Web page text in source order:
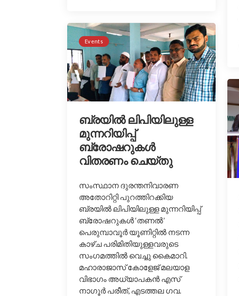
Events
ബ്രയിൽ ലിപിയിലുള്ള
മുന്നറിയിപ്പ്
ബ്രോഷറുകൾ
വിതരണം ചെയ്തു
സംസ്ഥാന ദുരന്തനിവാരണ
അതോറിറ്റി പുറത്തിറക്കിയ
ബ്രയിൽ ലിപിയിലുള്ള മുന്നറിയിപ്പ്
ബ്രോഷറുകൾ ‘തണൽ’
പെരുമ്പാവൂർ യൂണിറ്റിൽ നടന്ന
കാഴ്ച പരിമിതിയുള്ളവരുടെ
സംഗമത്തിൽ വെച്ചു കൈമാറി.
മഹാരാജാസ് കോളേജ് മലയാള
വിഭാഗം അധ്യാപകൻ എസ്
നാഗൂർ പരീത്, എടത്തല ഗവ.